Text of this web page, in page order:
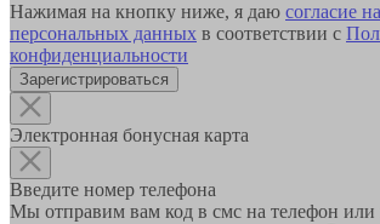
Нажимая на кнопку ниже, я даю согласие
персональных данных в соответствии с
конфиденциальности
Зарегистрироваться
Электронная бонусная карта
Введите номер телефона
Мы отправим вам код в смс на телефон